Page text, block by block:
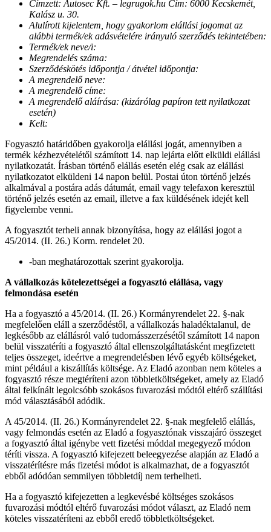
Címzett: Autosec Kft. – legrugok.hu Cím: 6000 Kecskemét,
Kalász u. 30.
Alulírott kijelentem, hogy gyakorlom elállási jogomat az
alábbi termék/ek adásvételére irányuló szerződés tekintetében:
Termék/ek neve/i:
Megrendelés száma:
Szerződéskötés időpontja / átvétel időpontja:
A megrendelő neve:
A megrendelő címe:
A megrendelő aláírása: (kizárólag papíron tett nyilatkozat
esetén)
Kelt:
Fogyasztó határidőben gyakorolja elállási jogát, amennyiben a
termék kézhezvételétől számított 14. nap lejárta előtt elküldi elállási
nyilatkozatát. Írásban történő elállás esetén elég csak az elállási
nyilatkozatot elküldeni 14 napon belül. Postai úton történő jelzés
alkalmával a postára adás dátumát, email vagy telefaxon keresztül
történő jelzés esetén az email, illetve a fax küldésének idejét kell
figyelembe venni.
A fogyasztót terheli annak bizonyítása, hogy az elállási jogot a
45/2014. (II. 26.) Korm. rendelet 20.
-ban meghatározottak szerint gyakorolja.
A vállalkozás kötelezettségei a fogyasztó elállása, vagy
felmondása esetén
Ha a fogyasztó a 45/2014. (II. 26.) Kormányrendelet 22. §-nak
megfelelően eláll a szerződéstől, a vállalkozás haladéktalanul, de
legkésőbb az elállásról való tudomásszerzésétől számított 14 napon
belül visszatéríti a fogyasztó által ellenszolgáltatásként megfizetett
teljes összeget, ideértve a megrendelésben lévő egyéb költségeket,
mint például a kiszállítás költsége. Az Eladó azonban nem köteles a
fogyasztó része megtéríteni azon többletköltségeket, amely az Eladó
által felkínált legolcsóbb szokásos fuvarozási módtól eltérő szállítási
mód választásából adódik.
A 45/2014. (II. 26.) Kormányrendelet 22. §-nak megfelelő elállás,
vagy felmondás esetén az Eladó a fogyasztónak visszajáró összeget
a fogyasztó által igénybe vett fizetési móddal megegyező módon
téríti vissza. A fogyasztó kifejezett beleegyezése alapján az Eladó a
visszatérítésre más fizetési módot is alkalmazhat, de a fogyasztót
ebből adódóan semmilyen többletdíj nem terhelheti.
Ha a fogyasztó kifejezetten a legkevésbé költséges szokásos
fuvarozási módtól eltérő fuvarozási módot választ, az Eladó nem
köteles visszatéríteni az ebből eredő többletköltségeket.